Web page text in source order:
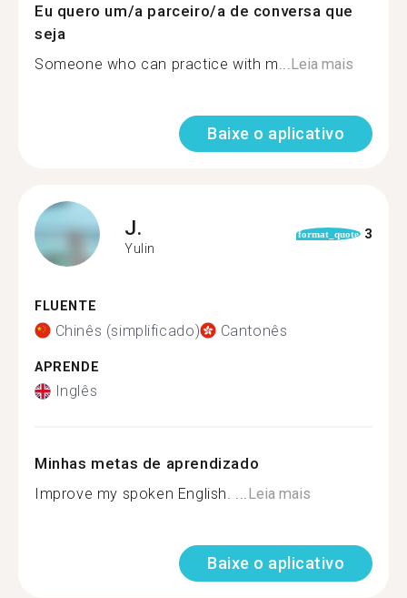
Eu quero um/a parceiro/a de conversa que
seja
Someone who can practice with m...Leia mais
Baixe o aplicativo
J.
Yulin
format_quote 3
FLUENTE
Chinês (simplificado) Cantonês
APRENDE
Inglês
Minhas metas de aprendizado
Improve my spoken English. ...Leia mais
Baixe o aplicativo